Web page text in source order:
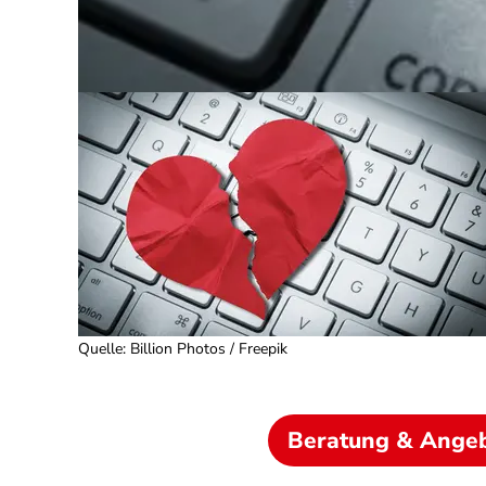
Quelle: Billion Photos / Freepik
Beratung &